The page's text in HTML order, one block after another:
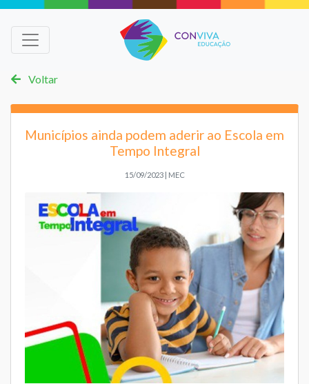
Voltar
Municípios ainda podem aderir ao Escola em
Tempo Integral
15/09/2023 | MEC